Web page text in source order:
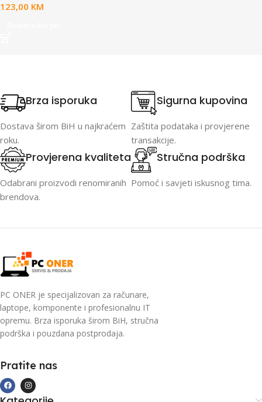
123,00 KM
Brza isporuka
Dostava širom BiH u najkraćem
roku.
Sigurna kupovina
Zaštita podataka i provjerene
transakcije.
Provjerena kvaliteta
Odabrani proizvodi renomiranih
brendova.
Stručna podrška
Pomoć i savjeti iskusnog tima.
PC ONER je specijalizovan za računare,
laptope, komponente i profesionalnu IT
opremu. Brza isporuka širom BiH, stručna
podrška i pouzdana postprodaja.
Pratite nas